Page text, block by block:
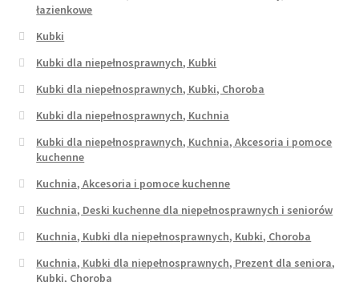
łazienkowe
Kubki
Kubki dla niepełnosprawnych, Kubki
Kubki dla niepełnosprawnych, Kubki, Choroba
Kubki dla niepełnosprawnych, Kuchnia
Kubki dla niepełnosprawnych, Kuchnia, Akcesoria i pomoce
kuchenne
Kuchnia, Akcesoria i pomoce kuchenne
Kuchnia, Deski kuchenne dla niepełnosprawnych i seniorów
Kuchnia, Kubki dla niepełnosprawnych, Kubki, Choroba
Kuchnia, Kubki dla niepełnosprawnych, Prezent dla seniora,
Kubki, Choroba